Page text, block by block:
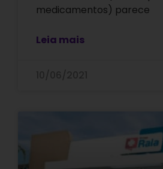
medicamentos) parece
Leia mais